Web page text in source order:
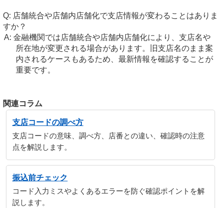
店舗統合や店舗内店舗化で支店情報が変わることはありま
すか？
金融機関では店舗統合や店舗内店舗化により、支店名や
所在地が変更される場合があります。旧支店名のまま案
内されるケースもあるため、最新情報を確認することが
重要です。
関連コラム
支店コードの調べ方
支店コードの意味、調べ方、店番との違い、確認時の注意
点を解説します。
振込前チェック
コード入力ミスやよくあるエラーを防ぐ確認ポイントを解
説します。